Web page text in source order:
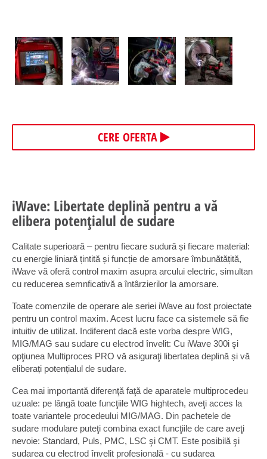
CERE OFERTA
iWave: Libertate deplină pentru a vă
elibera potențialul de sudare
Calitate superioară – pentru fiecare sudură și fiecare material:
cu energie liniară țintită și funcție de amorsare îmbunătățită,
iWave vă oferă control maxim asupra arcului electric, simultan
cu reducerea semnficativă a întârzierilor la amorsare.
Toate comenzile de operare ale seriei iWave au fost proiectate
pentru un control maxim. Acest lucru face ca sistemele să fie
intuitiv de utilizat. Indiferent dacă este vorba despre WIG,
MIG/MAG sau sudare cu electrod învelit: Cu iWave 300i şi
opţiunea Multiproces PRO vă asiguraţi libertatea deplină și vă
eliberați potențialul de sudare.
Cea mai importantă diferenţă faţă de aparatele multiprocedeu
uzuale: pe lângă toate funcţiile WIG hightech, aveţi acces la
toate variantele procedeului MIG/MAG. Din pachetele de
sudare modulare puteţi combina exact funcţiile de care aveţi
nevoie: Standard, Puls, PMC, LSC şi CMT. Este posibilă şi
sudarea cu electrod învelit profesională - cu sudarea